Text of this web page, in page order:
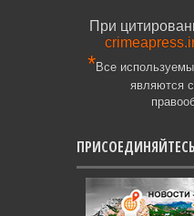
При
*Все
являются